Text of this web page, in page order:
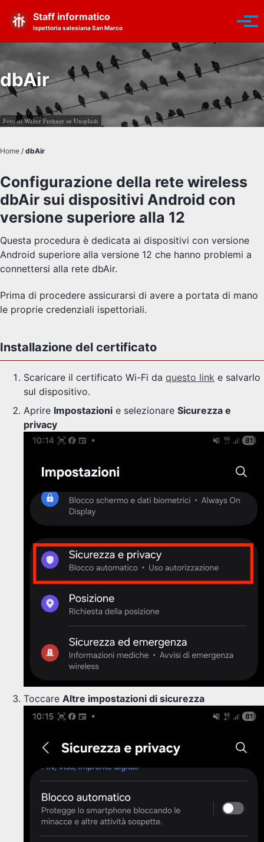
Staff informatico
Ispettoria salesiana San Marco
Toggle
dbAir
Foto diWalter Frehner su Unsplash
Home / dbAir
Configurazione della rete wireless
dbAir sui dispositivi Android con
versione superiore alla 12
Questa procedura è dedicata ai dispositivi con versione
Android superiore alla versione 12 che hanno problemi a
connettersi alla rete dbAir.
Prima di procedere assicurarsi di avere a portata di mano
le proprie credenziali ispettoriali.
Installazione del certificato
Scaricare il certificato Wi-Fi da questo link e salvarlo
sul dispositivo.
Aprire Impostazioni e selezionare Sicurezza e
privacy
Toccare Altre impostazioni di sicurezza